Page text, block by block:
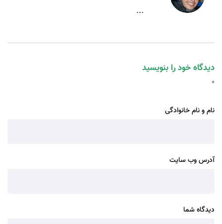
...
دیدگاه خود را بنویسید
*
نام و نام خانوادگی
آدرس وب سایت
دیدگاه شما